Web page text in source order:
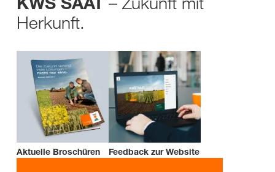
Herkunft.
Aktuelle Broschüren Feedback zur Website